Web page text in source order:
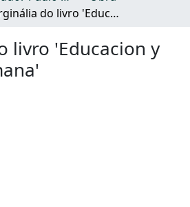
Marginália do livro 'Educacion y plenitud humana'
livro 'Educacion y